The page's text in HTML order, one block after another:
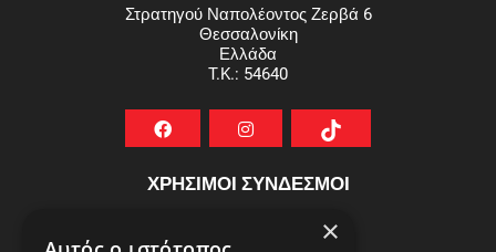
Στρατηγού Ναπολέοντος Ζερβά 6
Θεσσαλονίκη
Ελλάδα
T.K.: 54640
ΧΡΗΣΙΜΟΙ ΣΥΝΔΕΣΜΟΙ
×